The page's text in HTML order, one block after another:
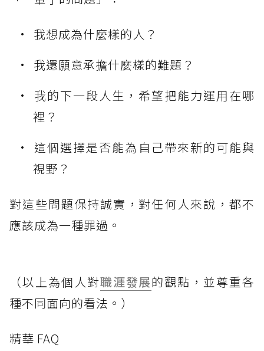
我想成為什麼樣的人？
我還願意承擔什麼樣的難題？
我的下一段人生，希望把能力運用在哪
裡？
這個選擇是否能為自己帶來新的可能與
視野？
對這些問題保持誠實，對任何人來說，都不
應該成為一種罪過。
（以上為個人對職涯發展的觀點，並尊重各
種不同面向的看法。）
精華 FAQ